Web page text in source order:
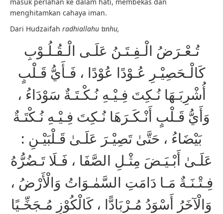
menghitamkan cahaya iman.
Dari Hudzaifah radhiallahu ‘anhu,
تُـعْـرَضُ الْـفِـتَـنُ عَلَـى الْـقُـلُـوْبِ
كَالْـحَصِيْـرِ عُـوْدًا عُوْدًا ، فَـأَيُّ قَـلْبٍ
أُشْرِبَـهَا نُـكِتَ فِـيْـهِ نُـكْـتَـةٌ سَوْدَاءُ ،
وَأَيُّ قَـلْبٍ أَنْـكَـرَهَا نُـكِتَ فِـيْـهِ نُـكْتَـةٌ
بَيْضَاءُ ، حَتَّىٰ تَصِيْـرَ عَلَـىٰ قَـلْبَيْـنِ :
عَلَـىٰ أَبْـيَـضَ مِثْـلِ الصَّفَا ، فَـلَا تَـضُرُّهُ
فِـتْـنَـةٌ مَـا دَامَتِ السَّمٰـوَاتُ وَالْأَرْضُ ،
وَالْآخَرُ أَسْوَدُ مُـرْبَادًّا ، كَالْكُوْزِ مُـجَخِّـيًا